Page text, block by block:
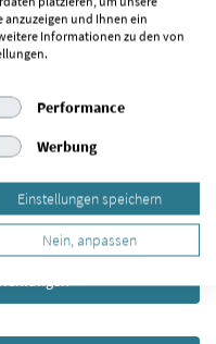
anzuzeigen und Ihnen ein
Informationen zu den von
Performance
Werbung
Einstellungen speichern
Nein, anpassen